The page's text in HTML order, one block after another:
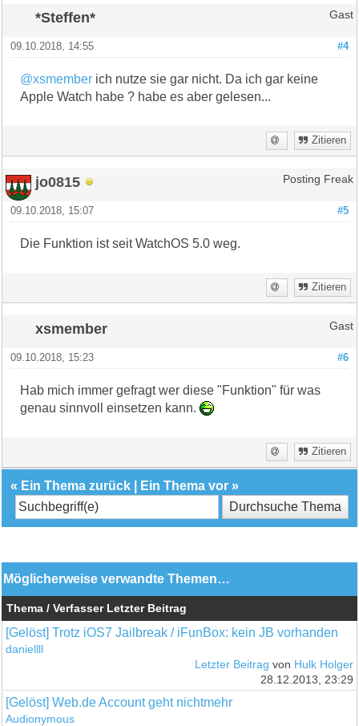
*Steffen* Gast
#4
09.10.2018, 14:55
@xsmember ich nutze sie gar nicht. Da ich gar keine
Apple Watch habe ? habe es aber gelesen...
Zitieren
jo0815 Posting Freak
#5
09.10.2018, 15:07
Die Funktion ist seit WatchOS 5.0 weg.
Zitieren
xsmember Gast
#6
09.10.2018, 15:23
Hab mich immer gefragt wer diese "Funktion" für was
genau sinnvoll einsetzen kann.
Zitieren
« Ein Thema zurück Ein Thema vor »
Möglicherweise verwandte Themen…
Thema / Verfasser Letzter Beitrag
[Gelöst] Trotz iOS7 Jailbreak / iFunBox: kein JB vorhanden
daniellll
Letzter Beitrag von Hulk Holger
28.12.2013, 23:29
[Gelöst] Web.de Account geht nichtmehr
Audionymous